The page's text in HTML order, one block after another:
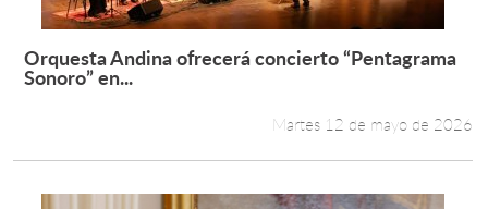
Leer más +
Orquesta Andina ofrecerá concierto “Pentagrama
Sonoro” en...
Martes 12 de mayo de 2026